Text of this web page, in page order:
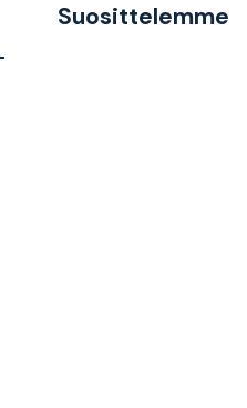
Suosittelemme